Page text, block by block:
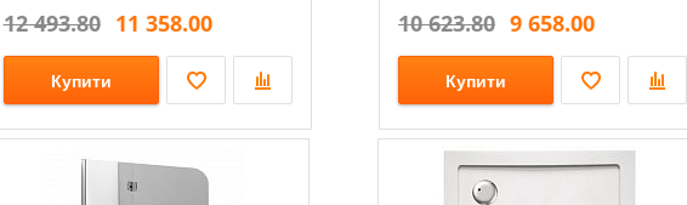
12 493.80 11 358.00
Купити
10 623.80 9 658.00
Купити